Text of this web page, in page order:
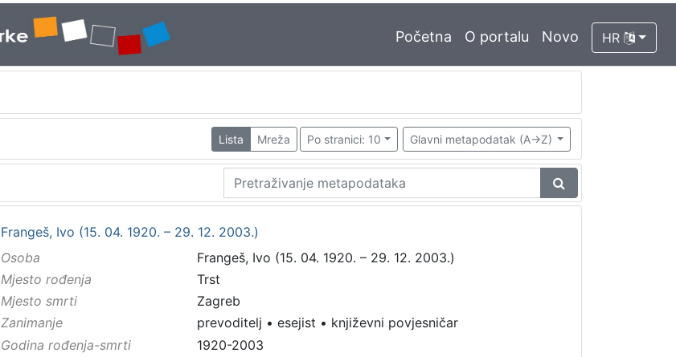
Početna O portalu Novo HR
Lista Mreža Po stranici: 10 Glavni metapodatak (A->Z)
Frangeš, Ivo (15. 04. 1920. – 29. 12. 2003.)
Osoba
Frangeš, Ivo (15. 04. 1920. – 29. 12. 2003.)
Mjesto rođenja
Trst
Mjesto smrti
Zagreb
Zanimanje
prevoditelj • esejist • književni povjesničar
Godina rođenja-smrti
1920-2003